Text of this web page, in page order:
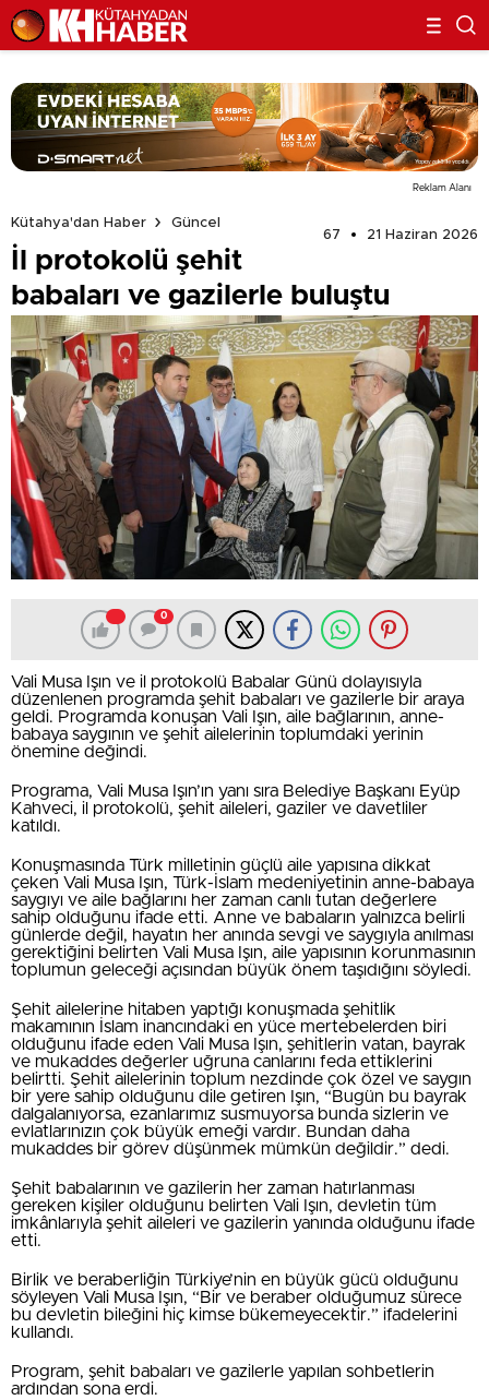
Reklam Alanı
Kütahya'dan Haber
Güncel
67
21 Haziran 2026
İl protokolü şehit
babaları ve gazilerle buluştu
0
Vali Musa Işın ve il protokolü Babalar Günü dolayısıyla
düzenlenen programda şehit babaları ve gazilerle bir araya
geldi. Programda konuşan Vali Işın, aile bağlarının, anne-
babaya saygının ve şehit ailelerinin toplumdaki yerinin
önemine değindi.
Programa, Vali Musa Işın’ın yanı sıra Belediye Başkanı Eyüp
Kahveci, il protokolü, şehit aileleri, gaziler ve davetliler
katıldı.
Konuşmasında Türk milletinin güçlü aile yapısına dikkat
çeken Vali Musa Işın, Türk-İslam medeniyetinin anne-babaya
saygıyı ve aile bağlarını her zaman canlı tutan değerlere
sahip olduğunu ifade etti. Anne ve babaların yalnızca belirli
günlerde değil, hayatın her anında sevgi ve saygıyla anılması
gerektiğini belirten Vali Musa Işın, aile yapısının korunmasının
toplumun geleceği açısından büyük önem taşıdığını söyledi.
Şehit ailelerine hitaben yaptığı konuşmada şehitlik
makamının İslam inancındaki en yüce mertebelerden biri
olduğunu ifade eden Vali Musa Işın, şehitlerin vatan, bayrak
ve mukaddes değerler uğruna canlarını feda ettiklerini
belirtti. Şehit ailelerinin toplum nezdinde çok özel ve saygın
bir yere sahip olduğunu dile getiren Işın, “Bugün bu bayrak
dalgalanıyorsa, ezanlarımız susmuyorsa bunda sizlerin ve
evlatlarınızın çok büyük emeği vardır. Bundan daha
mukaddes bir görev düşünmek mümkün değildir.” dedi.
Şehit babalarının ve gazilerin her zaman hatırlanması
gereken kişiler olduğunu belirten Vali Işın, devletin tüm
imkânlarıyla şehit aileleri ve gazilerin yanında olduğunu ifade
etti.
Birlik ve beraberliğin Türkiye’nin en büyük gücü olduğunu
söyleyen Vali Musa Işın, “Bir ve beraber olduğumuz sürece
bu devletin bileğini hiç kimse bükemeyecektir.” ifadelerini
kullandı.
Program, şehit babaları ve gazilerle yapılan sohbetlerin
ardından sona erdi.